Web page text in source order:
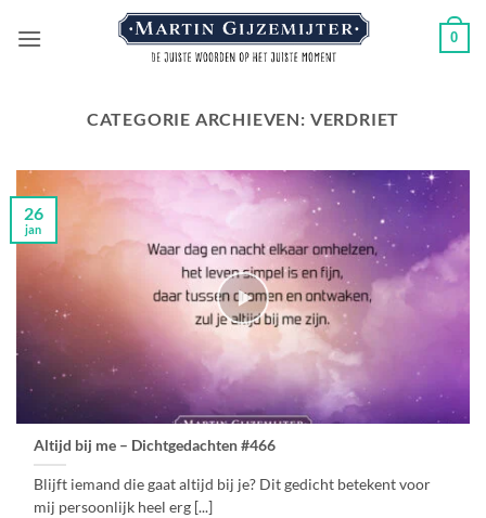
naar
0
CATEGORIE ARCHIEVEN: VERDRIET
Altijd bij me – Dichtgedachten #466
Blijft iemand die gaat altijd bij je? Dit gedicht betekent voor
mij persoonlijk heel erg [...]
26
jan